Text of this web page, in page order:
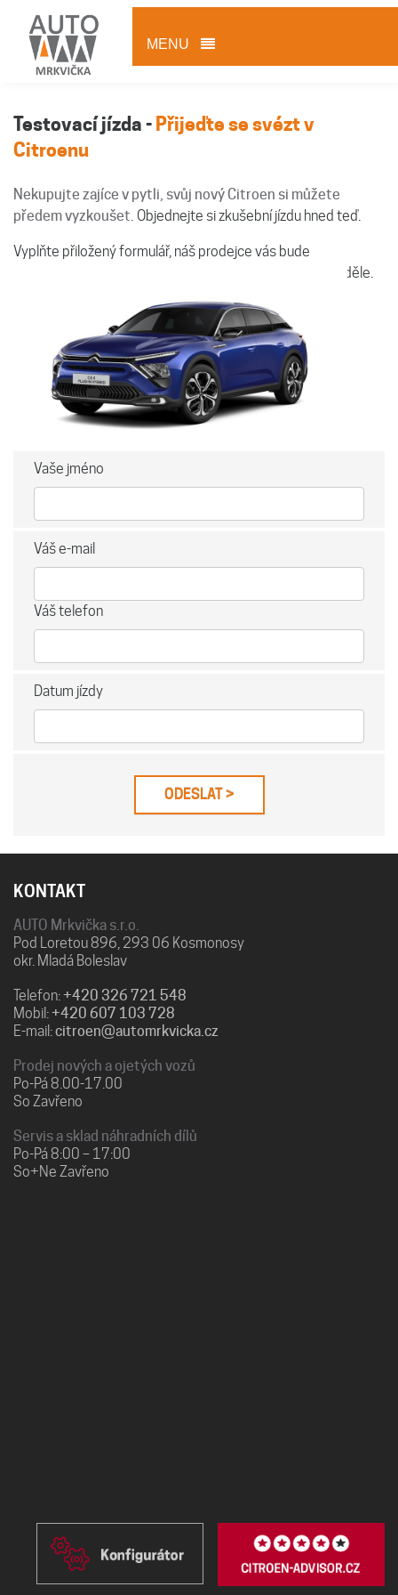
MENU
Testovací jízda - Přijeďte se svézt v
Citroenu
Nekupujte zajíce v pytli, svůj nový Citroen si můžete
předem vyzkoušet. Objednejte si zkušební jízdu hned teď.
Vyplňte přiložený formulář, náš prodejce vás bude
kontaktovat. Jsme vám k dispozici každý den kromě neděle.
Vaše jméno
Váš e-mail
Váš telefon
Datum jízdy
KONTAKT
AUTO Mrkvička s.r.o.
Pod Loretou 896, 293 06 Kosmonosy
okr. Mladá Boleslav
Telefon:+420 326 721 548
Mobil:+420 607 103 728
E-mail:citroen@automrkvicka.cz
Prodej nových a ojetých vozů
Po-Pá 8.00-17.00
So Zavřeno
Servis a sklad náhradních dílů
Po-Pá 8:00 – 17:00
So+Ne Zavřeno